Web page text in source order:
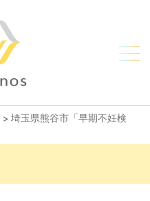
> 埼玉県熊谷市「早期不妊検